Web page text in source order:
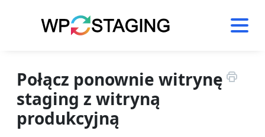
Połącz ponownie witrynę
staging z witryną
produkcyjną